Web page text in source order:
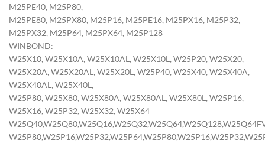
M25PE40, M25P80,
M25PE80, M25PX80, M25P16, M25PE16, M25PX16, M25P32,
M25PX32, M25P64, M25PX64, M25P128
WINBOND:
W25X10, W25X10A, W25X10AL, W25X10L, W25P20, W25X20,
W25X20A, W25X20AL, W25X20L, W25P40, W25X40, W25X40A,
W25X40AL, W25X40L,
W25P80, W25X80, W25X80A, W25X80AL, W25X80L, W25P16,
W25X16, W25P32, W25X32, W25X64